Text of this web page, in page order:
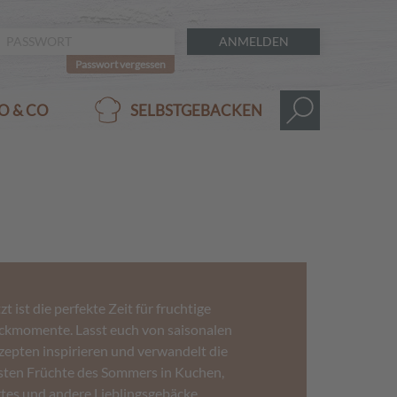
Passwort vergessen
ANMELDEN
& CO SELBSTGEBACKEN
ist die perfekte Zeit für fruchtige
Lasst euch von saisonalen
inspirieren und verwandelt die
Früchte des Sommers in Kuchen,
und andere Lieblingsgebäcke.